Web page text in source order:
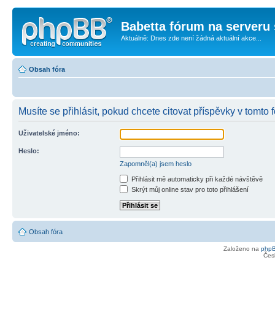
Babetta fórum na serveru
Aktuálně: Dnes zde není žádná aktuální akce...
Obsah fóra
Musíte se přihlásit, pokud chcete citovat příspěvky v tomto
Uživatelské jméno:
Heslo:
Zapomněl(a) jsem heslo
Přihlásit mě automaticky při každé návštěvě
Skrýt můj online stav pro toto přihlášení
Obsah fóra
Založeno na